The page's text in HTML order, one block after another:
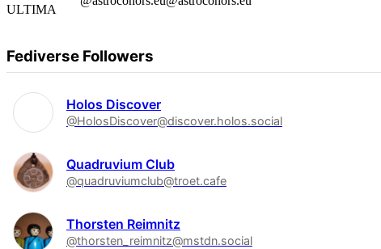
Fediverse Followers
Holos Discover
@HolosDiscover@discover.holos.social
Quadruvium Club
@quadruviumclub@troet.cafe
Thorsten Reimnitz
@thorsten_reimnitz@mstdn.social